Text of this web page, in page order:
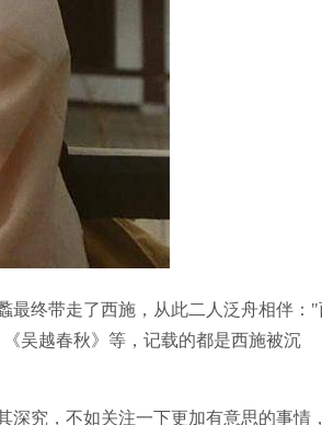
终带走了西施，从此二人泛舟相伴："
吴越春秋》等，记载的都是西施被沉
究，不如关注一下更加有意思的事情